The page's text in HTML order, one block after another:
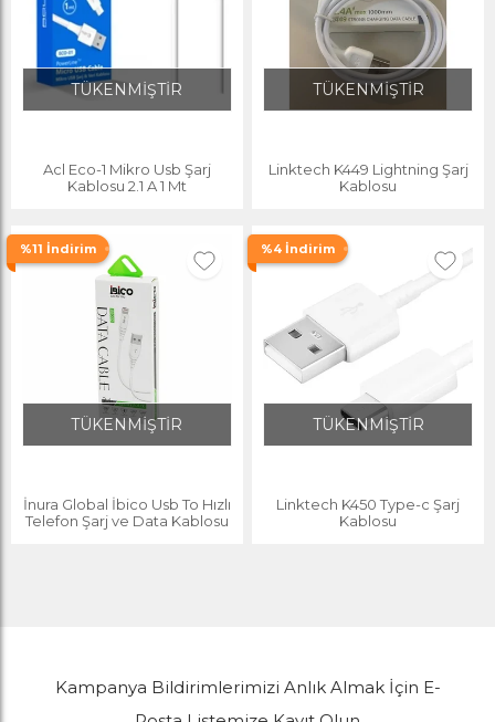
TÜKENMİŞTİR
Acl Eco-1 Mikro Usb Şarj
Kablosu 2.1 A 1 Mt
TÜKENMİŞTİR
Linktech K449 Lightning Şarj
Kablosu
%11 İndirim
TÜKENMİŞTİR
İnura Global İbico Usb To Hızlı
Telefon Şarj ve Data Kablosu
%4 İndirim
TÜKENMİŞTİR
Linktech K450 Type-c Şarj
Kablosu
Kampanya Bildirimlerimizi Anlık Almak İçin E-